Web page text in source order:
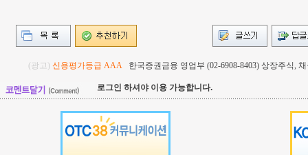
(광고) 신용평가등급 AAA 한국증권금융 영업부 (02-6908-8403) 상장주식,
로그인 하셔야 이용 가능합니다.